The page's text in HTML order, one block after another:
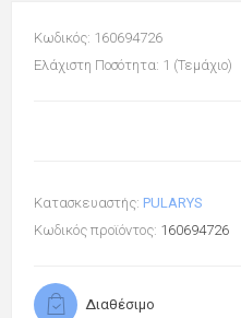
Κωδικός: 160694726
Ελάχιστη Ποσότητα: 1 (Τεμάχιο)
Κατασκευαστής: PULARYS
Κωδικός προϊόντος: 160694726
Διαθέσιμο